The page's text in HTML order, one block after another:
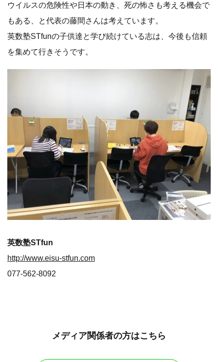
ウイルスの危険性や日本の動き、死の怖さも考える機会で
もある、と代表の藤間さんは考えています。
英数塾STfunの子供達と学び続けている志は、今後も信頼
を集めて行きそうです。
英数塾STfun
http://www.eisu-stfun.com
077-562-8092
メディア関係者の方はこちら